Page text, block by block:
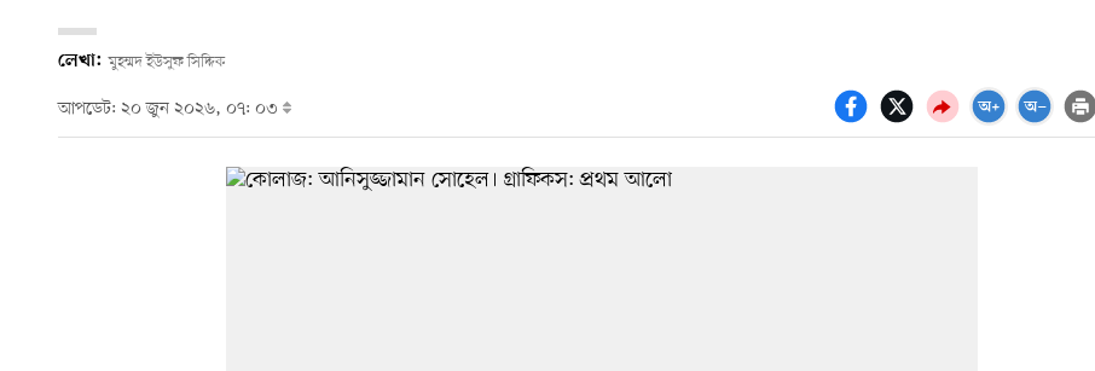
লেখা: মুহম্মদ ইউসুফ সিদ্দিক
আপডেট: ২০ জুন ২০২৬, ০৭: ০৩